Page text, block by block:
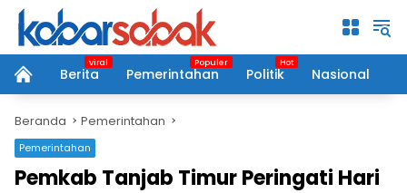
Langsung
konten
home
Berita Pemerintahan Politik Nasional
Beranda Pemerintahan
Pemerintahan
Pemkab Tanjab Timur Peringati Hari